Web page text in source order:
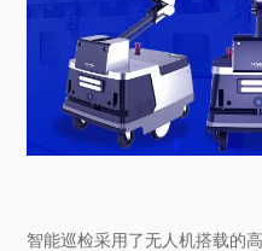
智能巡检采用了无人机搭载的